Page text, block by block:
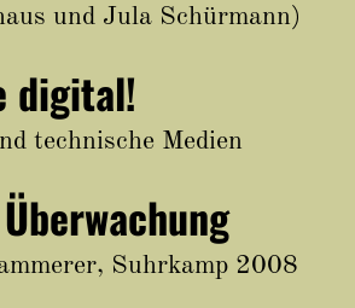
und Jula Schürmann)
digital!
technische Medien
Suhrkamp 2008